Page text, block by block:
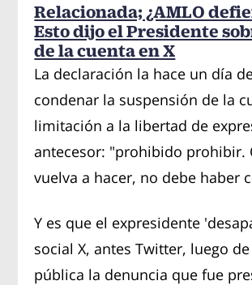
Relacionada; ¿AMLO
Esto dijo el Presidente
de la cuenta en X
La declaración la hace un día
condenar la suspensión de la
limitación a la libertad de
antecesor: "prohibido prohibir.
vuelva a hacer, no debe haber
Y es que el expresidente
social X, antes Twitter, luego
pública la denuncia que fue